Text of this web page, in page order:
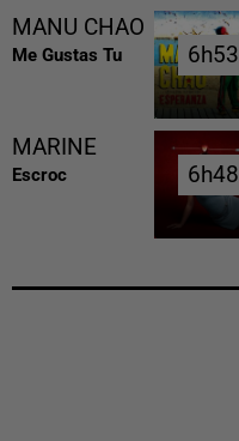
MANU CHAO
Me Gustas Tu 6h53
6h53
MARINE
Escroc 6h48
6h48